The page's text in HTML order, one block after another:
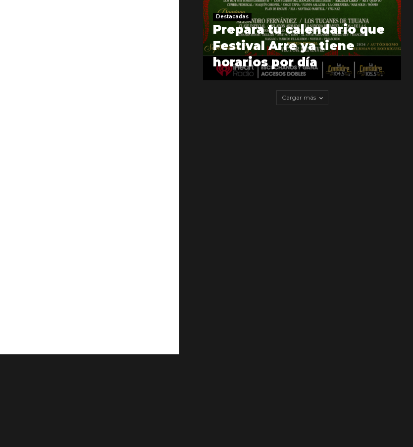
Destacadas
Prepara tu calendario que
Festival Arre ya tiene
horarios por día
Cargar más